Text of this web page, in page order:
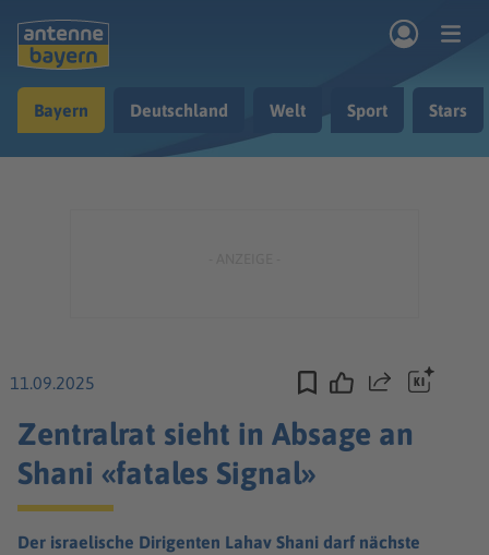
Musik & Radio
Bayern Deutschland Welt Sport Stars
11.09.2025 Teilen
Zentralrat sieht in Absage an
Shani «fatales Signal»
Der israelische Dirigenten Lahav Shani darf nächste